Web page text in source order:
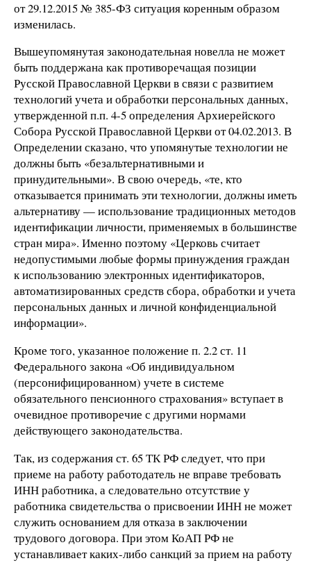
от 29.12.2015 № 385-ФЗ ситуация коренным образом
изменилась.
Вышеупомянутая законодательная новелла не может
быть поддержана как противоречащая позиции
Русской Православной Церкви в связи с развитием
технологий учета и обработки персональных данных,
утвержденной п.п. 4-5 определения Архиерейского
Собора Русской Православной Церкви от 04.02.2013. В
Определении сказано, что упомянутые технологии не
должны быть «безальтернативными и
принудительными». В свою очередь, «те, кто
отказывается принимать эти технологии, должны иметь
альтернативу — использование традиционных методов
идентификации личности, применяемых в большинстве
стран мира». Именно поэтому «Церковь считает
недопустимыми любые формы принуждения граждан
к использованию электронных идентификаторов,
автоматизированных средств сбора, обработки и учета
персональных данных и личной конфиденциальной
информации».
Кроме того, указанное положение п. 2.2 ст. 11
Федерального закона «Об индивидуальном
(персонифицированном) учете в системе
обязательного пенсионного страхования» вступает в
очевидное противоречие с другими нормами
действующего законодательства.
Так, из содержания ст. 65 ТК РФ следует, что при
приеме на работу работодатель не вправе требовать
ИНН работника, а следовательно отсутствие у
работника свидетельства о присвоении ИНН не может
служить основанием для отказа в заключении
трудового договора. При этом КоАП РФ не
устанавливает каких-либо санкций за прием на работу